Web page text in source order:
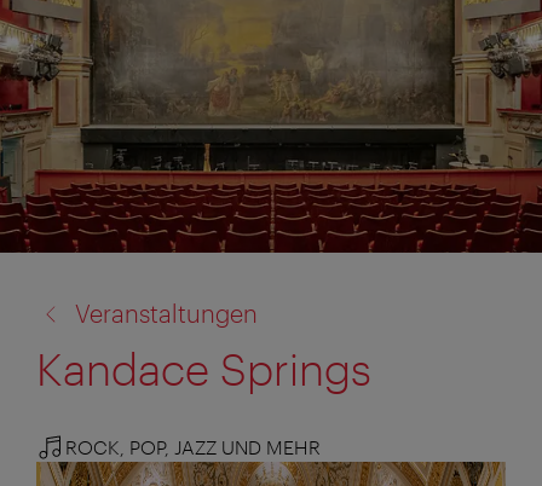
zu:
Veranstaltungen
Kandace Springs
ROCK, POP, JAZZ UND MEHR